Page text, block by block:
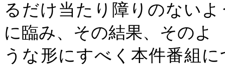
るだけ当たり障りのない
に臨み、その結果、そのよ
うな形にすべく本件番組